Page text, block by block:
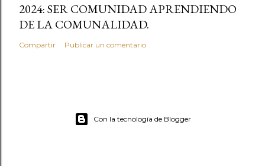
2024: SER COMUNIDAD APRENDIENDO
DE LA COMUNALIDAD.
Compartir Publicar un comentario
Con la tecnología de Blogger